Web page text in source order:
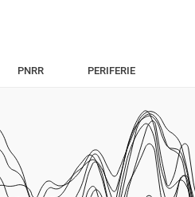
PNRR PERIFERIE